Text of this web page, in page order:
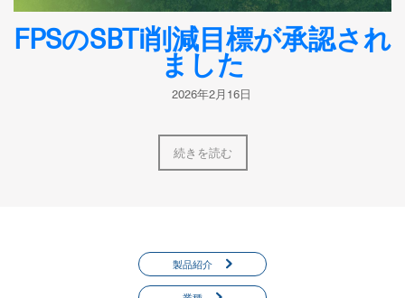
FPSのSBTi削減目標が承認され
ました
2026年2月16日
続きを読む
製品紹介